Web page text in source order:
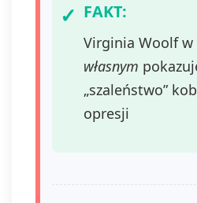
FAKT:
Virginia Woolf w
własnym
„szaleństwo”
opresji